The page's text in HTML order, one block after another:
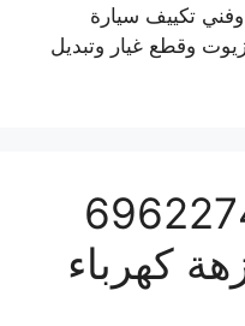
تكييف سيارة
وقطع غيار وتبديل
69622745
كهرباء